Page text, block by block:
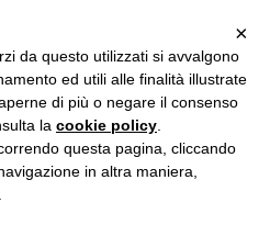
×
da questo utilizzati si avvalgono
ed utili alle finalità illustrate
di più o negare il consenso
la cookie policy
questa pagina, cliccando
in altra maniera,